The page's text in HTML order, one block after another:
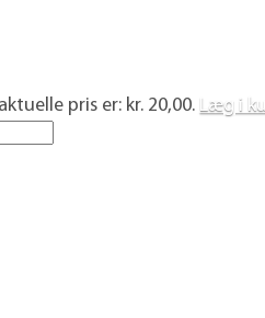
pris er: kr. 20,00. Læg i